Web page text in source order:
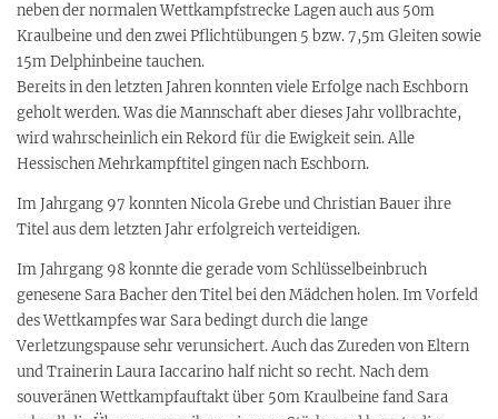
neben der normalen Wettkampfstrecke Lagen auch aus 50m
Kraulbeine und den zwei Pflichtübungen 5 bzw. 7,5m Gleiten sowie
15m Delphinbeine tauchen.
Bereits in den letzten Jahren konnten viele Erfolge nach Eschborn
geholt werden. Was die Mannschaft aber dieses Jahr vollbrachte,
wird wahrscheinlich ein Rekord für die Ewigkeit sein. Alle
Hessischen Mehrkampftitel gingen nach Eschborn.
Im Jahrgang 97 konnten Nicola Grebe und Christian Bauer ihre
Titel aus dem letzten Jahr erfolgreich verteidigen.
Im Jahrgang 98 konnte die gerade vom Schlüsselbeinbruch
genesene Sara Bacher den Titel bei den Mädchen holen. Im Vorfeld
des Wettkampfes war Sara bedingt durch die lange
Verletzungspause sehr verunsichert. Auch das Zureden von Eltern
und Trainerin Laura Iaccarino half nicht so recht. Nach dem
souveränen Wettkampfauftakt über 50m Kraulbeine fand Sara